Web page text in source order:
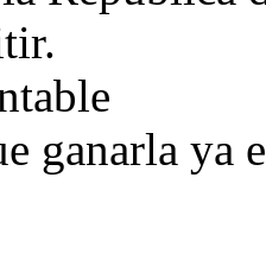
ganarla ya